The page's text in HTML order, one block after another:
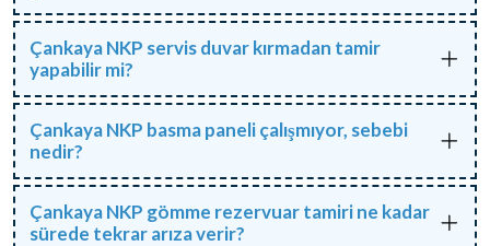
Çankaya NKP servis duvar kırmadan tamir
yapabilir mi?
Çankaya NKP basma paneli çalışmıyor, sebebi
nedir?
Çankaya NKP gömme rezervuar tamiri ne kadar
sürede tekrar arıza verir?